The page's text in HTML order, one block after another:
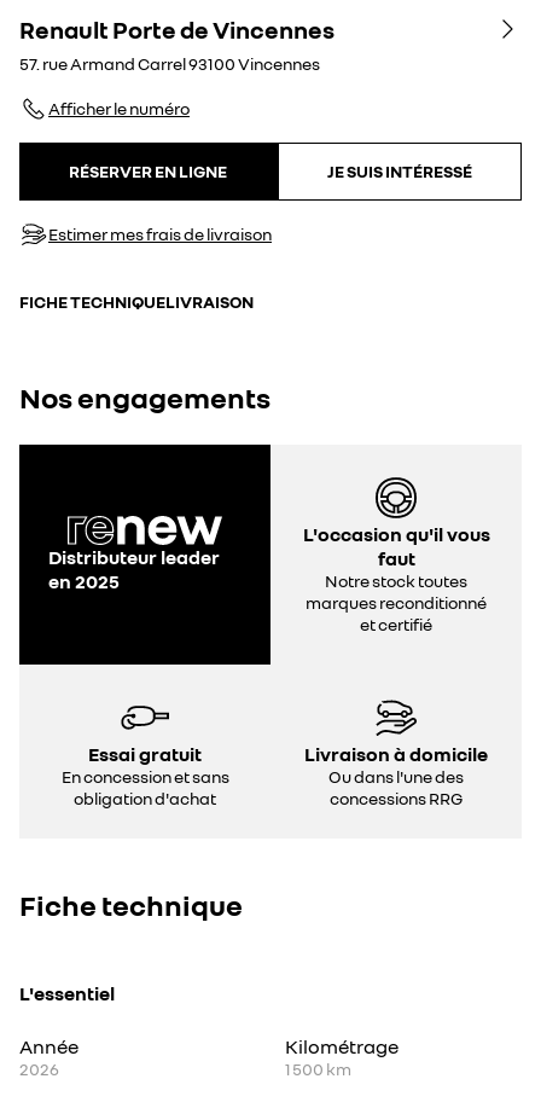
Renault Porte de Vincennes
57. rue Armand Carrel93100Vincennes
Afficher le numéro
RÉSERVER EN LIGNE JE SUIS INTÉRESSÉ
Estimer mes frais de livraison
FICHE TECHNIQUELIVRAISON
Nos engagements
Distributeur leader
en 2025
L'occasion qu'il vous
faut
Notre stock toutes
marques reconditionné
et certifié
Essai gratuit
En concession et sans
obligation d'achat
Livraison à domicile
Ou dans l'une des
concessions RRG
Fiche technique
L'essentiel
Année
2026
Kilométrage
1 500 km